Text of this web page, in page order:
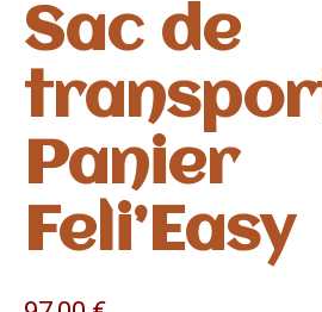
Sac de
Panier
Feli’Easy